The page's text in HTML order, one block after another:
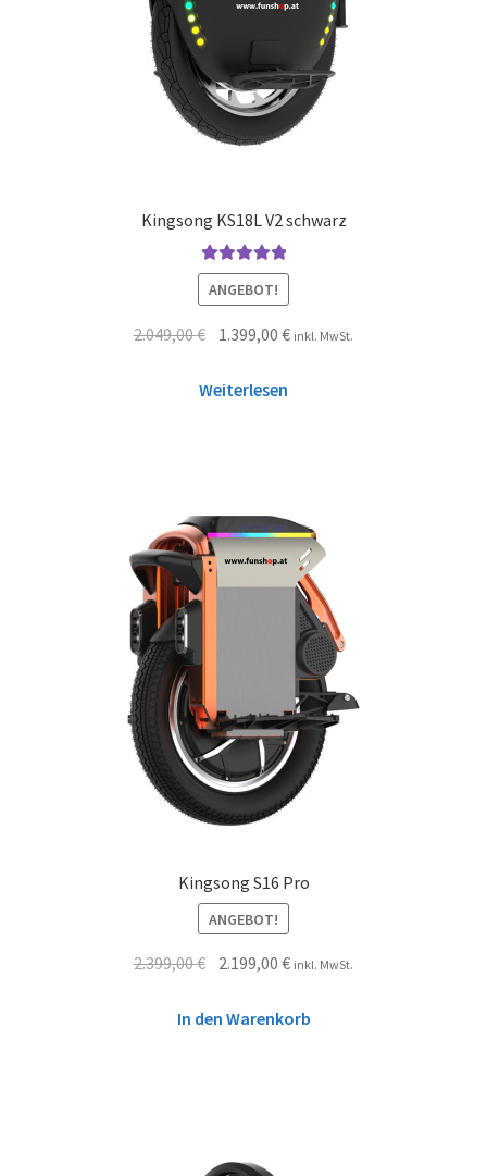
Kingsong KS18L V2 schwarz
Bewertet mit
5.00von 5
ANGEBOT!
2.049,00€ 1.399,00€ inkl. MwSt.
Weiterlesen
Kingsong S16 Pro
ANGEBOT!
2.399,00€ 2.199,00€ inkl. MwSt.
In den Warenkorb